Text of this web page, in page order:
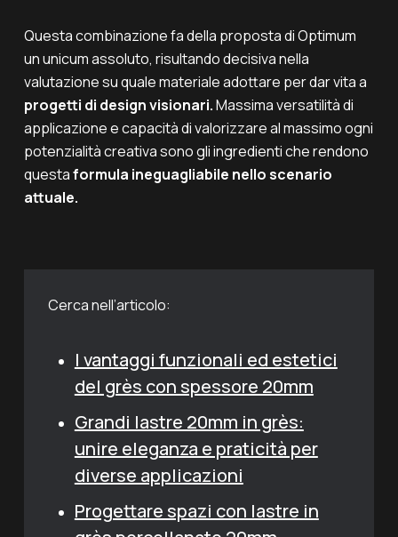
Questa combinazione fa della proposta di Optimum
ununicumassoluto, risultando decisiva nella
valutazione su quale materiale adottare per dar vita a
progetti di design visionari.Massima versatilità di
applicazione e capacità di valorizzare al massimo ogni
potenzialità creativa sono gli ingredienti che rendono
questaformula ineguagliabile nello scenario
attuale.
Cerca nell’articolo:
I vantaggi funzionali ed estetici
del grès con spessore 20mm
Grandi lastre 20mm in grès:
unire eleganza e praticità per
diverse applicazioni
Progettare spazi con lastre in